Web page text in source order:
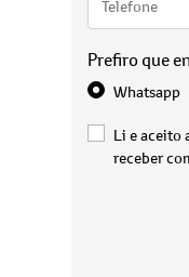
Prefiro que
Whatsapp
Li e aceito
receber